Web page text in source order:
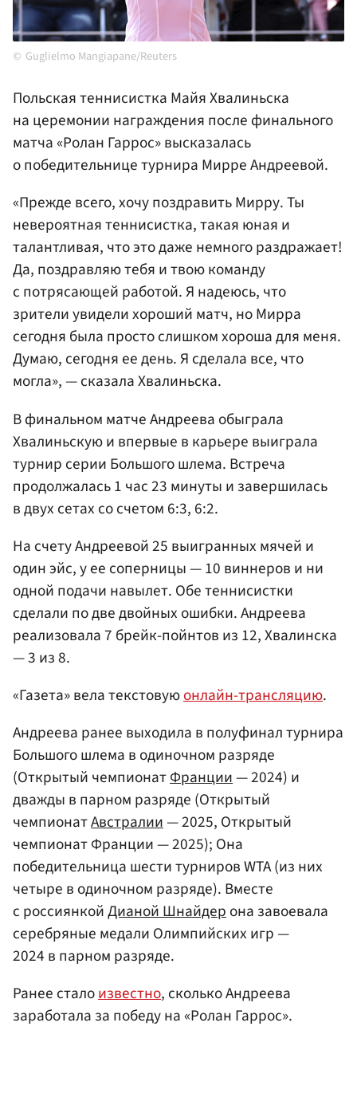
Guglielmo Mangiapane/Reuters
Польская теннисистка Майя Хвалиньска
на церемонии награждения после финального
матча «Ролан Гаррос» высказалась
о победительнице турнира Мирре Андреевой.
«Прежде всего, хочу поздравить Мирру. Ты
невероятная теннисистка, такая юная и
талантливая, что это даже немного раздражает!
Да, поздравляю тебя и твою команду
с потрясающей работой. Я надеюсь, что
зрители увидели хороший матч, но Мирра
сегодня была просто слишком хороша для меня.
Думаю, сегодня ее день. Я сделала все, что
могла», — сказала Хвалиньска.
В финальном матче Андреева обыграла
Хвалиньскую и впервые в карьере выиграла
турнир серии Большого шлема. Встреча
продолжалась 1 час 23 минуты и завершилась
в двух сетах со счетом 6:3, 6:2.
На счету Андреевой 25 выигранных мячей и
один эйс, у ее соперницы — 10 виннеров и ни
одной подачи навылет. Обе теннисистки
сделали по две двойных ошибки. Андреева
реализовала 7 брейк-пойнтов из 12, Хвалинска
— 3 из 8.
«Газета» вела текстовуюонлайн-трансляцию.
Андреева ранее выходила в полуфинал турнира
Большого шлема в одиночном разряде
(Открытый чемпионатФранции— 2024) и
дважды в парном разряде (Открытый
чемпионатАвстралии— 2025, Открытый
чемпионат Франции — 2025); Она
победительница шести турниров WTA (из них
четыре в одиночном разряде). Вместе
с россиянкойДианой Шнайдерона завоевала
серебряные медали Олимпийских игр —
2024 в парном разряде.
Ранее сталоизвестно, сколько Андреева
заработала за победу на «Ролан Гаррос».